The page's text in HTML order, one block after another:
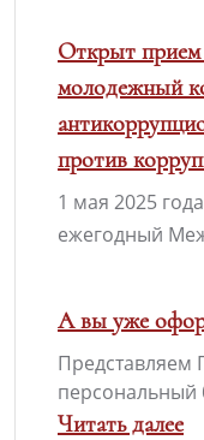
Открыт
молодежный
против
1 мая 2025
ежегодный
Открыт
прием
заявок
на
А вы уже
Представляем
персональный
Читать далее